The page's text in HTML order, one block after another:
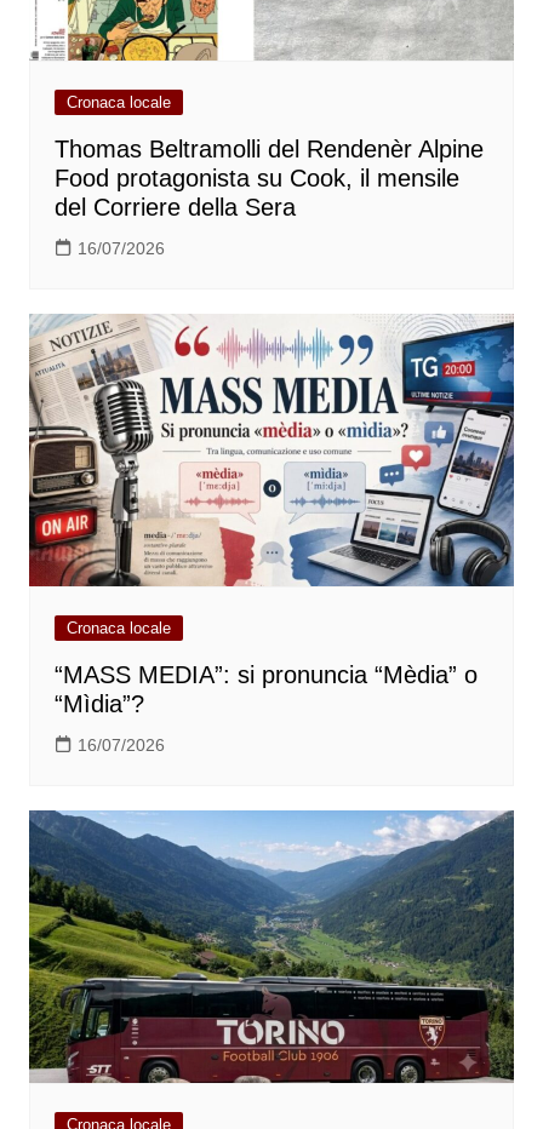
Cronaca locale
Thomas Beltramolli del Rendenèr Alpine
Food protagonista su Cook, il mensile
del Corriere della Sera
16/07/2026
Cronaca locale
“MASS MEDIA”: si pronuncia “Mèdia” o
“Mìdia”?
16/07/2026
Cronaca locale